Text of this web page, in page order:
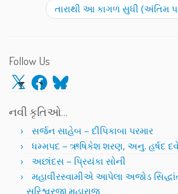
તારાથી આ કાગળ સુધી (અંતિમ
Follow Us
X Facebook
Bluesky
નવી કૃતિઓ…
સર્જન સાહેબ – દીપિકાબા પરમાર
ધમ્મપદ – ઋષિકેશ શરણ, અનુ. હર્ષદ
અછાંદસ – પ્રિયંકા સોની
મહાવીરસ્વામીએ આપેલા અજોડ
સૂરિશ્વરજી મહારાજ